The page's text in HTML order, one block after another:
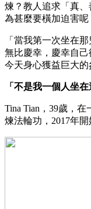
煉？教人追求「真
為甚麼要橫加迫害呢
「當我第一次坐在
無比慶幸，慶幸自
今天身心獲益巨大的
「不是我一個人坐在
Tina Tian，39歲，
煉法輪功，2017年開